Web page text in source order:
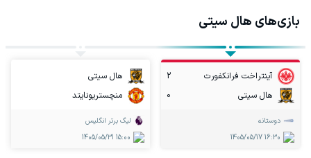
بازی‌های هال سیتی
آینتراخت فرانکفورت
2
هال سیتی
0
دوستانه
1405/05/17 16:30
هال سیتی
منچستریونایتد
لیگ برتر انگلیس
1405/05/31 15:00